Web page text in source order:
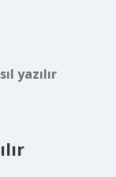
yazılır